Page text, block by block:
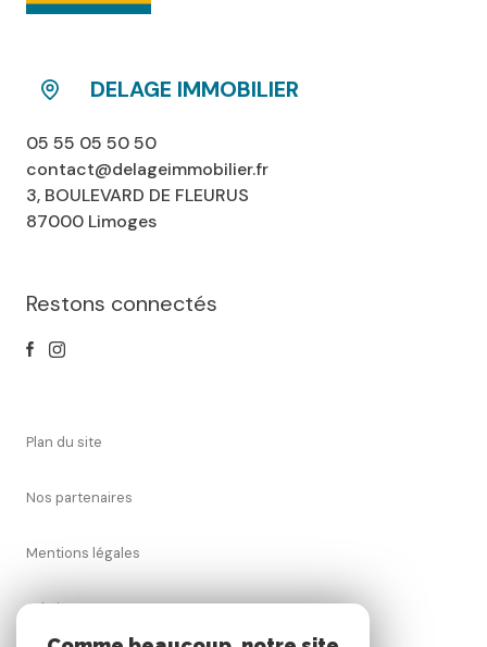
DELAGE IMMOBILIER
05 55 05 50 50
contact@delageimmobilier.fr
3, BOULEVARD DE FLEURUS
87000 Limoges
Restons connectés
plan du site
nos partenaires
mentions légales
admin